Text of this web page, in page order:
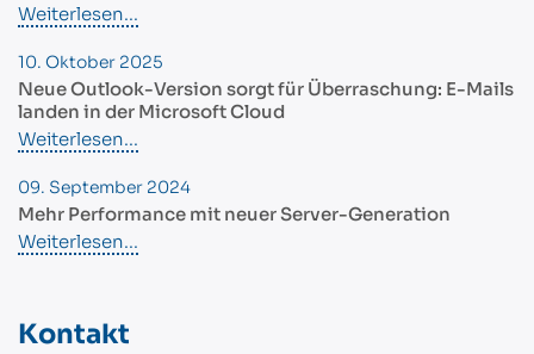
Weiterlesen...
10. Oktober 2025
Neue Outlook-Version sorgt für Überraschung: E-Mails
landen in der Microsoft Cloud
Weiterlesen...
09. September 2024
Mehr Performance mit neuer Server-Generation
Weiterlesen...
Kontakt